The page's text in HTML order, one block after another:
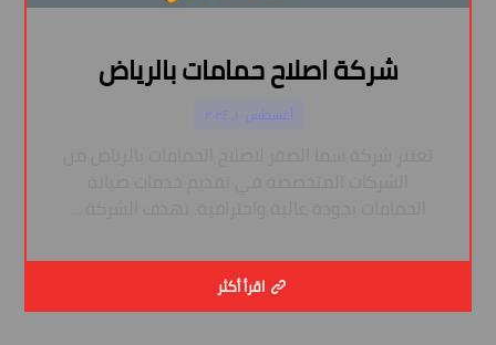
شركة اصلاح حمامات بالرياض
أغسطس ١٠, ٢٠٢٤
اقرأ أكثر